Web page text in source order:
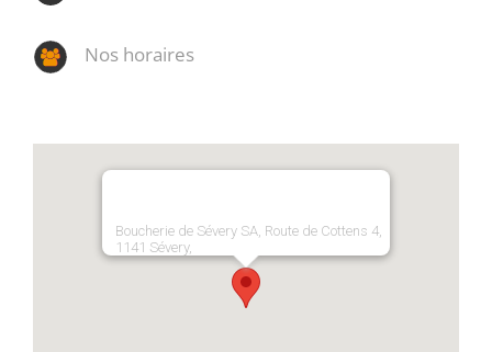
Nos horaires
Boucherie de Sévery SA, Route de Cottens 4,
1141 Sévery,